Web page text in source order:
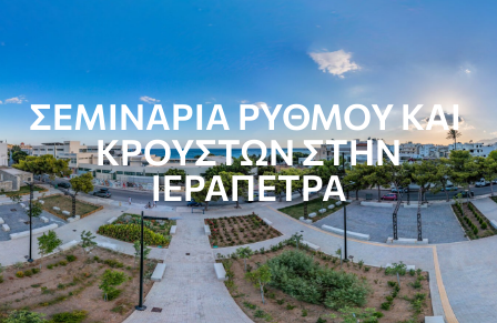
ΣΕΜΙΝΑΡΙΑ ΡΥΘΜΟΥ ΚΑΙ
ΚΡΟΥΣΤΩΝ ΣΤΗΝ
ΙΕΡΑΠΕΤΡΑ